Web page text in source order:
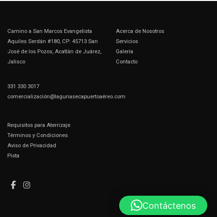
Camino a San Marcos Evangelista
Aquiles Serdán #180, CP: 45713 San
José de los Pozos, Acatlán de Juárez,
Jalisco
331 330 3017
comercialización@lagunasecapuertoaéreo.com
Acerca de Nosotros
Servicios
Galería
Contacto
Requisitos para Aterrizaje
Términos y Condiciones
Aviso de Privacidad
Pista
Contáctenos